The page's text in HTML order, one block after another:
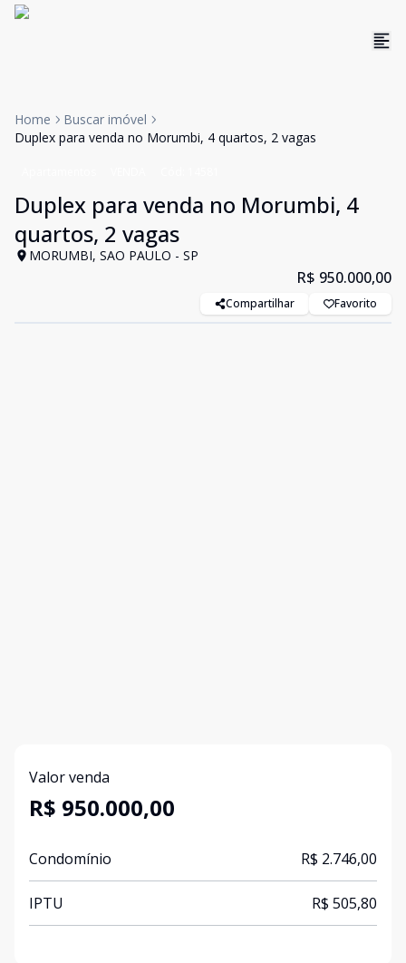
Home
Buscar imóvel
Duplex para venda no Morumbi, 4 quartos, 2 vagas
Duplex para venda no Morumbi, 4
quartos, 2 vagas
MORUMBI, SAO PAULO - SP
R$ 950.000,00
Compartilhar Favorito
Valor venda
R$ 950.000,00
Condomínio R$ 2.746,00
IPTU R$ 505,80